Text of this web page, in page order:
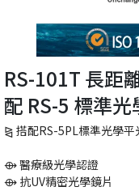
RS-101T 長距
配 RS-5 標準
⧎ 搭配RS-5PL標準光學平
⟴ 醫療級光學認證
⟴ 抗UV精密光學鏡片